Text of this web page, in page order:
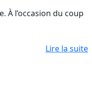
l’occasion du coup
Lire la suite